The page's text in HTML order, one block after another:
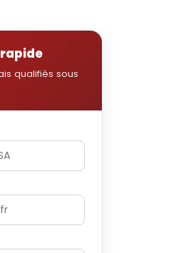
qualifiés sous